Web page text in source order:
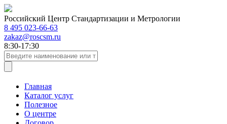
Российский Центр Стандартизации и Метрологии
8 495 023-66-63
zakaz@roscsm.ru
8:30-17:30
Главная
Каталог услуг
Полезное
О центре